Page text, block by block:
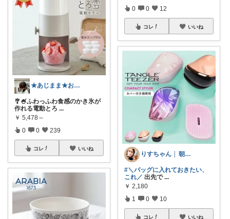
★あじまま★おすすめ紹介中🐾🤍
🎐🍧ふわっふわ食感のかき氷が
作れる電動とろ ...
￥ 5,478～
0 0 239
コレ いいね
0 0 12
コレ いいね
りすちゃん │ 朝コレ
#＼バッグに入れておきたい、
これ／ 出先で ...
￥ 2,180
1 0 10
コレ いいね